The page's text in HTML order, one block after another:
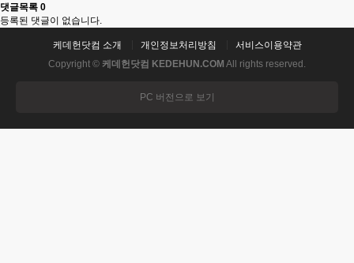
댓글목록 0
등록된 댓글이 없습니다.
케데헌닷컴 소개 개인정보처리방침
서비스이용약관
Copyright © 케데헌닷컴 KEDEHUN.COM All rights reserved.
PC 버전으로 보기